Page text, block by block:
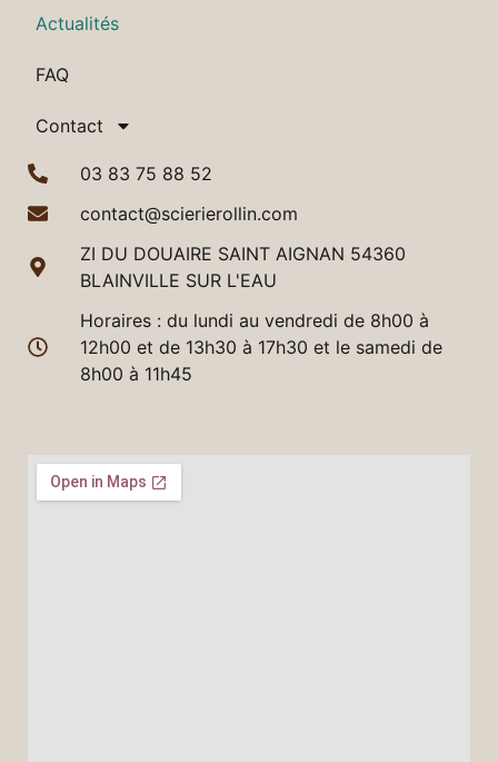
Actualités
FAQ
Contact
03 83 75 88 52
contact@scierierollin.com
ZI DU DOUAIRE SAINT AIGNAN 54360
BLAINVILLE SUR L'EAU
Horaires : du lundi au vendredi de 8h00 à
12h00 et de 13h30 à 17h30 et le samedi de
8h00 à 11h45